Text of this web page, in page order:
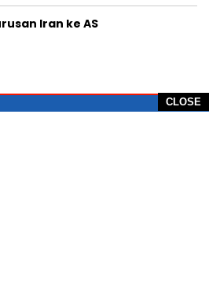
CLOSE
Iran ke AS